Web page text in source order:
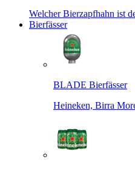
Welcher Bierzapfhahn ist
Bierfässer
BLADE Bierfässer
Heineken, Birra